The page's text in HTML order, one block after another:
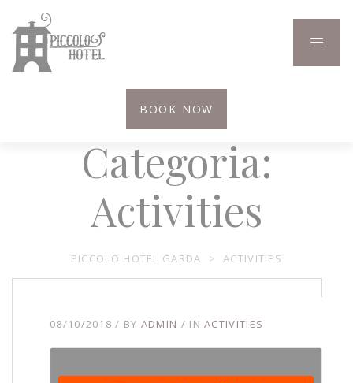
BOOK NOW
Categoria:
Activities
PICCOLO HOTEL GARDA > ACTIVITIES
08/10/2018 BY ADMIN INACTIVITIES
Laoreet Sit Amet Cursus